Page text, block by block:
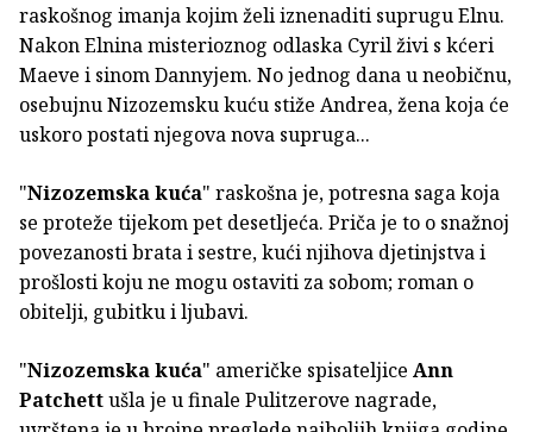
raskošnog imanja kojim želi iznenaditi suprugu Elnu.
Nakon Elnina misterioznog odlaska Cyril živi s kćeri
Maeve i sinom Dannyjem. No jednog dana u neobičnu,
osebujnu Nizozemsku kuću stiže Andrea, žena koja će
uskoro postati njegova nova supruga...
"Nizozemska kuća" raskošna je, potresna saga koja
se proteže tijekom pet desetljeća. Priča je to o snažnoj
povezanosti brata i sestre, kući njihova djetinjstva i
prošlosti koju ne mogu ostaviti za sobom; roman o
obitelji, gubitku i ljubavi.
"Nizozemska kuća" američke spisateljice Ann
Patchettušla je u finale Pulitzerove nagrade,